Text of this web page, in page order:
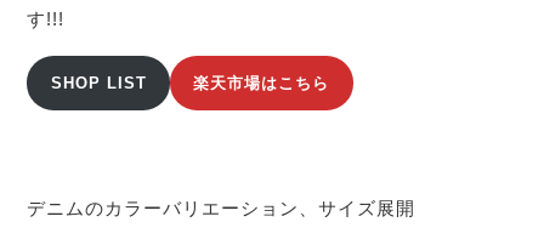
す!!!
SHOP LIST 楽天市場はこちら
デニムのカラーバリエーション、サイズ展開